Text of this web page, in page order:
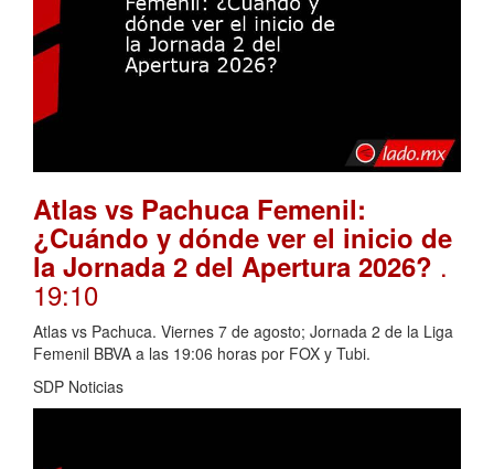
Atlas vs Pachuca Femenil:
¿Cuándo y dónde ver el inicio de
la Jornada 2 del Apertura 2026? .
19:10
Atlas vs Pachuca. Viernes 7 de agosto; Jornada 2 de la Liga
Femenil BBVA a las 19:06 horas por FOX y Tubi.
SDP Noticias